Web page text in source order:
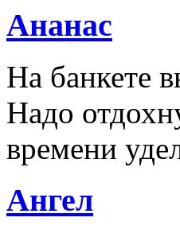
Ананас
На банкете
Надо
времени
Ангел